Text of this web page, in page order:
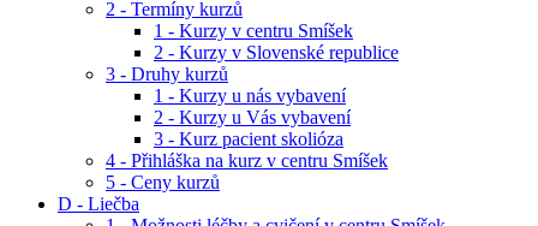
2 - Termíny kurzů
1 - Kurzy v centru Smíšek
2 - Kurzy v Slovenské republice
3 - Druhy kurzů
1 - Kurzy u nás vybavení
2 - Kurzy u Vás vybavení
3 - Kurz pacient skolióza
4 - Přihláška na kurz v centru Smíšek
5 - Ceny kurzů
D - Liečba